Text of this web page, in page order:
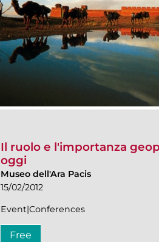
Il ruolo e l'importanza
oggi
Museo dell'Ara Pacis
15/02/2012
Event|Conferences
Free